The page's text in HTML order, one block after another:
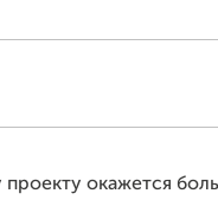
окажется